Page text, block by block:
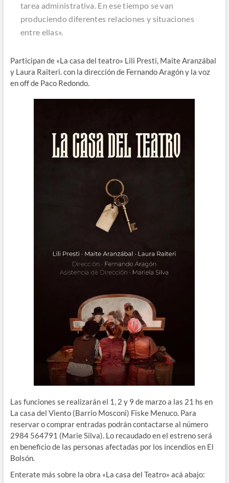
tarea administrativa. En ese tiempo se van
produciendo diferentes relaciones y situaciones
entre ellas».
Participan de «La casa del teatro» Lili Presti, Maite Aranzábal
y Laura Raiteri. con la dirección de Fernando Aragón y la voz
en off de Paco Redondo.
Las funciones se realizarán el 1, 2 y 9 de marzo a las 21 hs en
La casa del Viento (Barrio Mosconi) Fiske Menuco. Para
reservar o comprar entradas podrán contactarse al número
2984 564791 (Marie Silva). Lo recaudado en el estreno será
en beneficio de las personas afectadas por los incendios en El
Bolsón.
Enterate más sobre la obra «La casa del Teatro» acá abajo: